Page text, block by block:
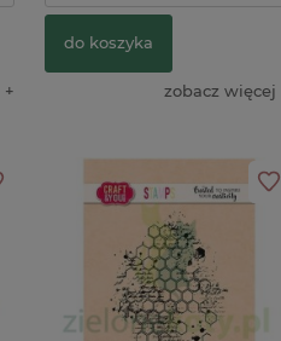
do koszyka
zobacz więcej